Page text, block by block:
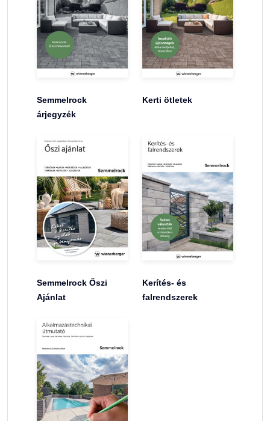
Semmelrock
árjegyzék
Kerti ötletek
Semmelrock Őszi
Ajánlat
Kerítés- és
falrendszerek